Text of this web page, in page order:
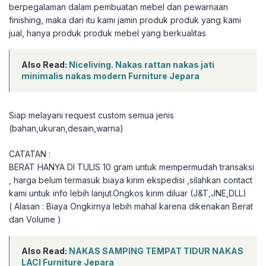
berpegalaman dalam pembuatan mebel dan pewarnaan
finishing, maka dari itu kami jamin produk produk yang kami
jual, hanya produk produk mebel yang berkualitas
Also Read: Niceliving. Nakas rattan nakas jati
minimalis nakas modern Furniture Jepara
Siap melayani request custom semua jenis
(bahan,ukuran,desain,warna)
CATATAN :
BERAT HANYA DI TULIS 10 gram untuk mempermudah transaksi
, harga belum termasuk biaya kirim ekspedisi ,silahkan contact
kami untuk info lebih lanjut.Ongkos kirim diluar (J&T,JNE,DLL)
( Alasan : Biaya Ongkirnya lebih mahal karena dikenakan Berat
dan Volume )
Also Read: NAKAS SAMPING TEMPAT TIDUR NAKAS
LACI Furniture Jepara